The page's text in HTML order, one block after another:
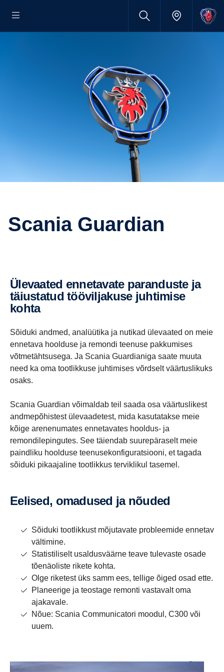
Scania Guardian
Ülevaated ennetavate paranduste ja
täiustatud tööviljakuse juhtimise
kohta
Sõiduki andmed, analüütika ja nutikad ülevaated on meie
ennetava hoolduse ja remondi teenuse pakkumises
võtmetähtsusega. Ja Scania Guardianiga saate muuta
need ka oma tootlikkuse juhtimises võrdselt väärtuslikuks
osaks.
Scania Guardian võimaldab teil saada osa väärtuslikest
andmepõhistest ülevaadetest, mida kasutatakse meie
kõige arenenumates ennetavates hooldus- ja
remondilepingutes. See täiendab suurepäraselt meie
paindliku hoolduse teenusekonfiguratsiooni, et tagada
sõiduki pikaajaline tootlikkus terviklikul tasemel.
Eelised, omadused ja nõuded
Sõiduki tootlikkust mõjutavate probleemide ennetav
vältimine.
Statistiliselt usaldusväärne teave tulevaste osade
tõenäoliste rikete kohta.
Olge riketest üks samm ees, tellige õiged osad ette.
Planeerige ja teostage remonti vastavalt oma
ajakavale.
Nõue: Scania Communicatori moodul, C300 või
uuem.